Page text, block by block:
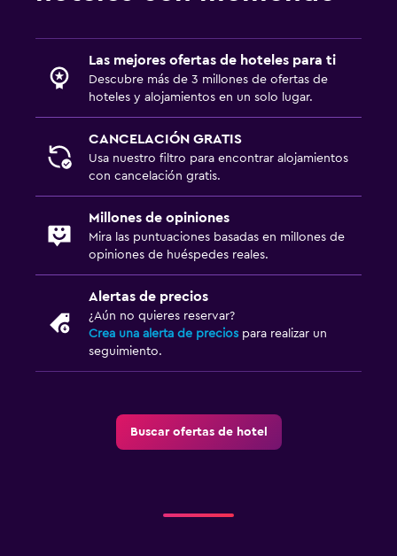
Las mejores ofertas de hoteles para ti
Descubre más de 3 millones de ofertas de
hoteles y alojamientos en un solo lugar.
CANCELACIÓN GRATIS
Usa nuestro filtro para encontrar alojamientos
con cancelación gratis.
Millones de opiniones
Mira las puntuaciones basadas en millones de
opiniones de huéspedes reales.
Alertas de precios
¿Aún no quieres reservar?
Crea una alerta de precios para realizar un
seguimiento.
Buscar ofertas de hotel